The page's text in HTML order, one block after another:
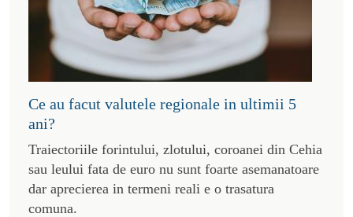
Ce au facut valutele regionale in ultimii 5
ani?
Traiectoriile forintului, zlotului, coroanei din Cehia
sau leului fata de euro nu sunt foarte asemanatoare
dar aprecierea in termeni reali e o trasatura
comuna.